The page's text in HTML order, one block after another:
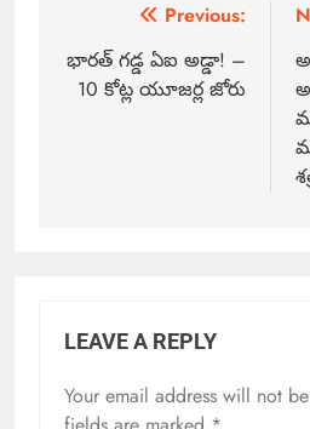
Previous:
భారత్ గడ్డ ఏఐ అడ్డా! –
10 కోట్ల యూజర్ల జోరు
LEAVE A REPLY
Your email address will not